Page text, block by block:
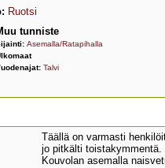
Ruotsi
tunniste
Asemalla/Ratapihalla
Talvi
Täällä on varmasti
jo pitkälti
Kouvolan asemalla